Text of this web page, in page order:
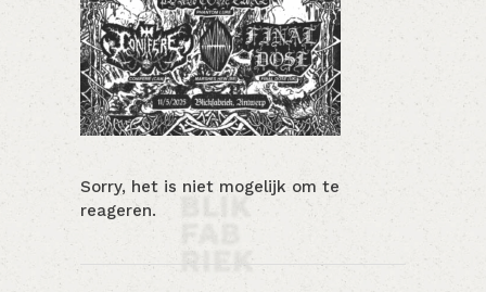
Sorry, het is niet mogelijk om te
reageren.